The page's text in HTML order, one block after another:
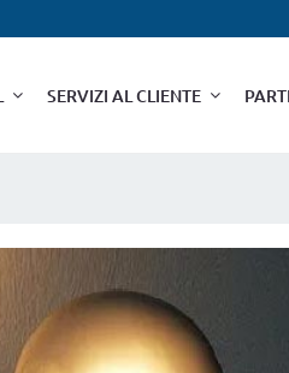
SERVIZI AL CLIENTE